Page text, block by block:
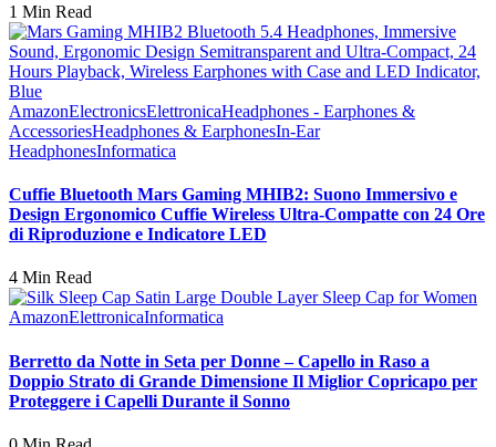
1 Min Read
AmazonElectronicsElettronicaHeadphones - Earphones &
AccessoriesHeadphones & EarphonesIn-Ear
HeadphonesInformatica
Cuffie Bluetooth Mars Gaming MHIB2: Suono Immersivo e
Design Ergonomico Cuffie Wireless Ultra-Compatte con 24 Ore
di Riproduzione e Indicatore LED
4 Min Read
AmazonElettronicaInformatica
Berretto da Notte in Seta per Donne – Capello in Raso a
Doppio Strato di Grande Dimensione Il Miglior Copricapo per
Proteggere i Capelli Durante il Sonno